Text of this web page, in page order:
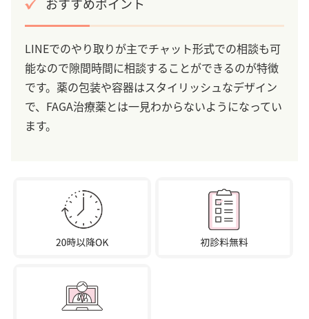
LINEでのやり取りが主でチャット形式での相談も可
能なので隙間時間に相談することができるのが特徴
です。薬の包装や容器はスタイリッシュなデザイン
で、FAGA治療薬とは一見わからないようになってい
ます。